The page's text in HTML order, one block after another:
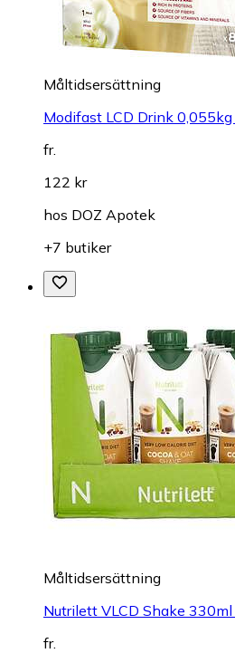
Måltidsersättning
Modifast LCD Drink
fr.
122 kr
hos DOZ Apotek
+7 butiker
Måltidsersättning
Nutrilett VLCD Shake
fr.